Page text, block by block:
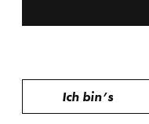
Beitragsnavigation
Ich bin’s